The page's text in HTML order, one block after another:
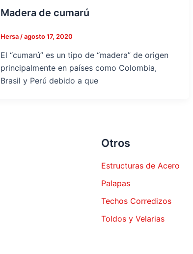
Madera de cumarú
Hersa /agosto 17, 2020
El “cumarú” es un tipo de “madera” de origen
principalmente en países como Colombia,
Brasil y Perú debido a que
Otros
Estructuras de Acero
Palapas
Techos Corredizos
Toldos y Velarias